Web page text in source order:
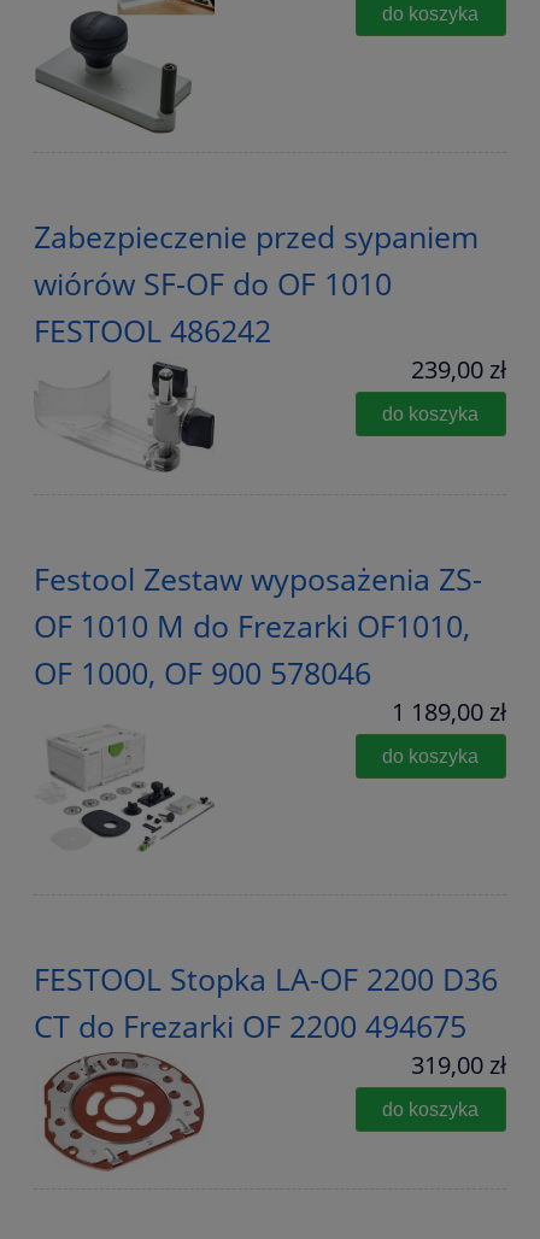
do koszyka
Zabezpieczenie przed sypaniem
wiórów SF-OF do OF 1010
FESTOOL 486242
239,00 zł
do koszyka
Festool Zestaw wyposażenia ZS-
OF 1010 M do Frezarki OF1010,
OF 1000, OF 900 578046
1 189,00 zł
do koszyka
FESTOOL Stopka LA-OF 2200 D36
CT do Frezarki OF 2200 494675
319,00 zł
do koszyka